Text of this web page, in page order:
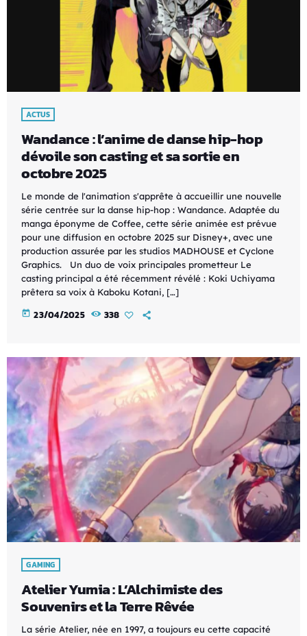
ACTUS
Wandance : l’anime de danse hip-hop
dévoile son casting et sa sortie en
octobre 2025
Le monde de l'animation s'apprête à accueillir une nouvelle
série centrée sur la danse hip-hop : Wandance. Adaptée du
manga éponyme de Coffee, cette série animée est prévue
pour une diffusion en octobre 2025 sur Disney+, avec une
production assurée par les studios MADHOUSE et Cyclone
Graphics. ​ Un duo de voix principales prometteur Le
casting principal a été récemment révélé :​ Koki Uchiyama
prêtera sa voix à Kaboku Kotani, […]
today 23/04/2025 338
GAMING
Atelier Yumia : L’Alchimiste des
Souvenirs et la Terre Rêvée
La série Atelier, née en 1997, a toujours eu cette capacité